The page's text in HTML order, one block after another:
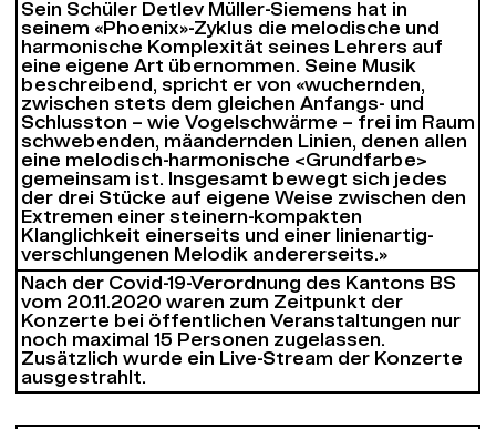
Sein Schüler Detlev Müller-Siemens hat in
seinem «Phoenix»-Zyklus die melodische und
harmonische Komplexität seines Lehrers auf
eine eigene Art übernommen. Seine Musik
beschreibend, spricht er von «wuchernden,
zwischen stets dem gleichen Anfangs- und
Schlusston – wie Vogelschwärme – frei im Raum
schwebenden, mäandernden Linien, denen allen
eine melodisch-harmonische <Grundfarbe>
gemeinsam ist. Insgesamt bewegt sich jedes
der drei Stücke auf eigene Weise zwischen den
Extremen einer steinern-kompakten
Klanglichkeit einerseits und einer linienartig-
verschlungenen Melodik andererseits.»
Nach der Covid-19-Verordnung des Kantons BS
vom 20.11.2020 waren zum Zeitpunkt der
Konzerte bei öffentlichen Veranstaltungen nur
noch maximal 15 Personen zugelassen.
Zusätzlich wurde ein Live-Stream der Konzerte
ausgestrahlt.